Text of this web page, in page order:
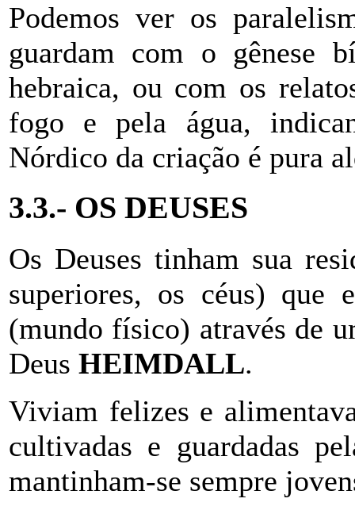
Podemos ver os
guardam com o gênese
hebraica, ou com os
fogo e pela água,
Nórdico da criação é pura
3.3.- OS DEUSES
Os Deuses tinham sua
superiores, os céus)
(mundo físico) através de
Deus HEIMDALL.
Viviam felizes e
cultivadas e guardadas
mantinham-se sempre